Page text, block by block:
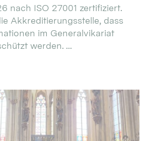
nach ISO 27001 zertifiziert.
Akkreditierungsstelle, dass
im Generalvikariat
werden. ...